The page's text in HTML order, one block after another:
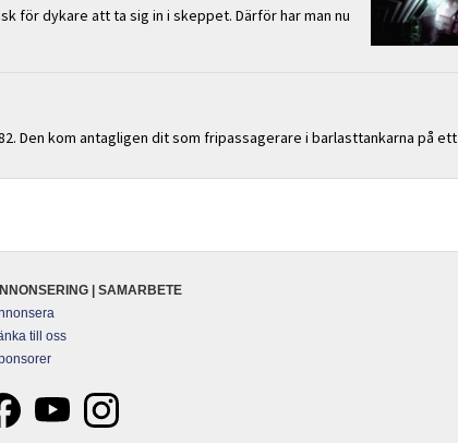
för dykare att ta sig in i skeppet. Därför har man nu
Den kom antagligen dit som fripassagerare i barlasttankarna på ett
| SAMARBETE
till oss